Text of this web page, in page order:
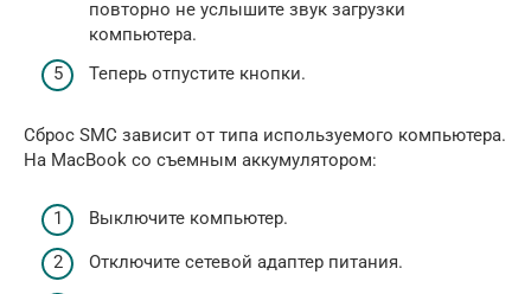
повторно не услышите звук загрузки
компьютера.
Теперь отпустите кнопки.
Сброс SMC зависит от типа используемого компьютера.
На MacBook со съемным аккумулятором:
Выключите компьютер.
Отключите сетевой адаптер питания.